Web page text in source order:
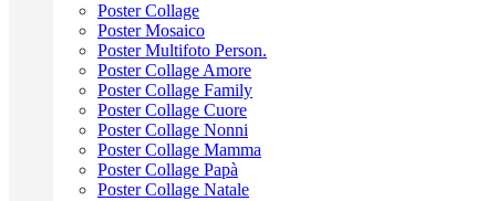
Poster Collage
Poster Mosaico
Poster Multifoto Person.
Poster Collage Amore
Poster Collage Family
Poster Collage Cuore
Poster Collage Nonni
Poster Collage Mamma
Poster Collage Papà
Poster Collage Natale